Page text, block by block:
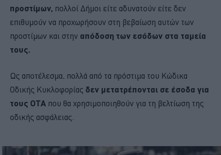
προστίμων, πολλοί Δήμοι είτε αδυνατούν είτε δεν
επιθυμούν να προχωρήσουν στη βεβαίωση αυτών των
προστίμων και στην απόδοση των εσόδων στα ταμεία
τους.
Ως αποτέλεσμα, πολλά από τα πρόστιμα του Κώδικα
Οδικής Κυκλοφορίας δεν μετατρέπονται σε έσοδα για
τους ΟΤΑ που θα χρησιμοποιηθούν για τη βελτίωση της
οδικής ασφάλειας.